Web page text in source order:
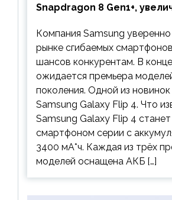
Snapdragon 8 Gen1+,
предшественника
Компания Samsung
рынке сгибаемых
шансов конкурентам. В
ожидается премьера
поколения. Одной из новинок
Samsung Galaxy Flip 4. Что
Samsung Galaxy Flip 4
смартфоном серии с
3400 мА*ч. Каждая из трёх
моделей оснащена АКБ […]